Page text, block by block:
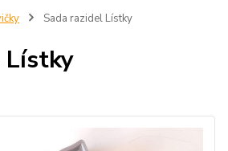
Sada razidel Lístky
Lístky